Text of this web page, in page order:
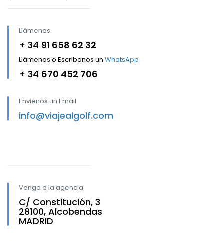
Llámenos
+ 34 91 658 62 32
Llámenos o Escribanos un WhatsApp
+ 34 670 452 706
Envienos un Email
info@viajealgolf.com
Venga a la agencia
C/ Constitución, 3
28100, Alcobendas
MADRID